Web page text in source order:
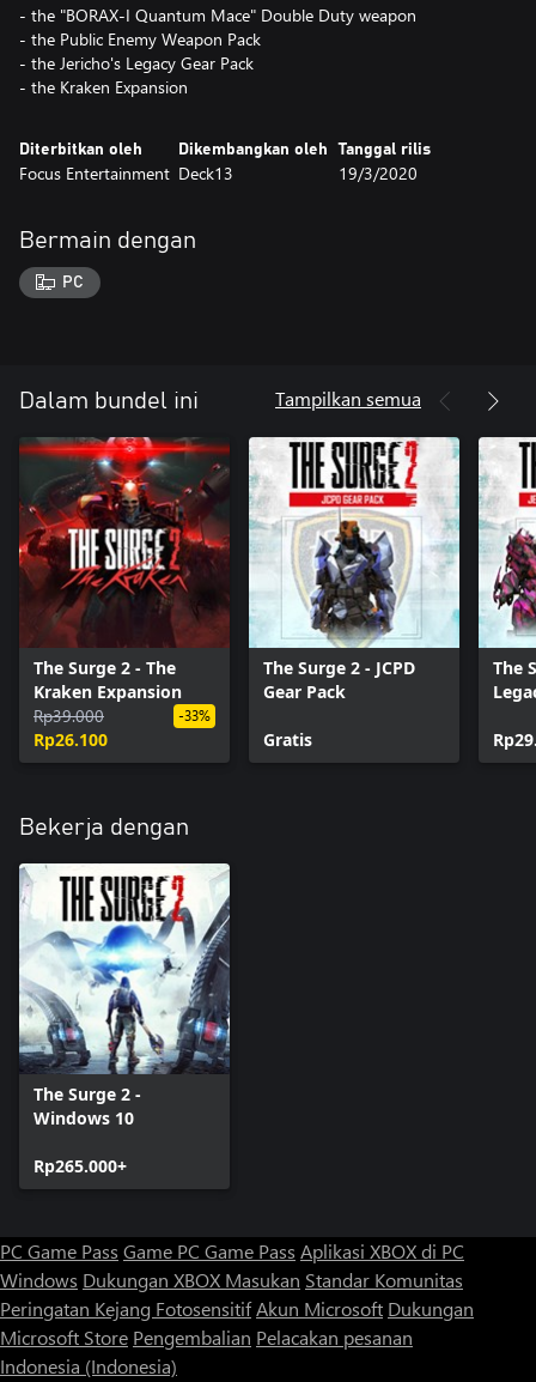
- the "BORAX-I Quantum Mace" Double Duty weapon
- the Public Enemy Weapon Pack
- the Jericho's Legacy Gear Pack
- the Kraken Expansion
Diterbitkan oleh
Focus Entertainment
Dikembangkan oleh
Deck13
Tanggal rilis
19/3/2020
Bermain dengan
PC
Dalam bundel ini Tampilkan semua
The Surge 2 - The
Kraken Expansion
Rp39.000
Rp26.100
-33%
The Surge 2 - JCPD
Gear Pack
Gratis
The
Bekerja dengan
The Surge 2 -
Windows 10
Rp265.000+
PC Game Pass Game PC Game Pass Aplikasi XBOX di PC
Windows Dukungan XBOX Masukan Standar Komunitas
Peringatan Kejang FotosensitifAkun Microsoft Dukungan
Microsoft Store Pengembalian Pelacakan pesanan
Indonesia (Indonesia)